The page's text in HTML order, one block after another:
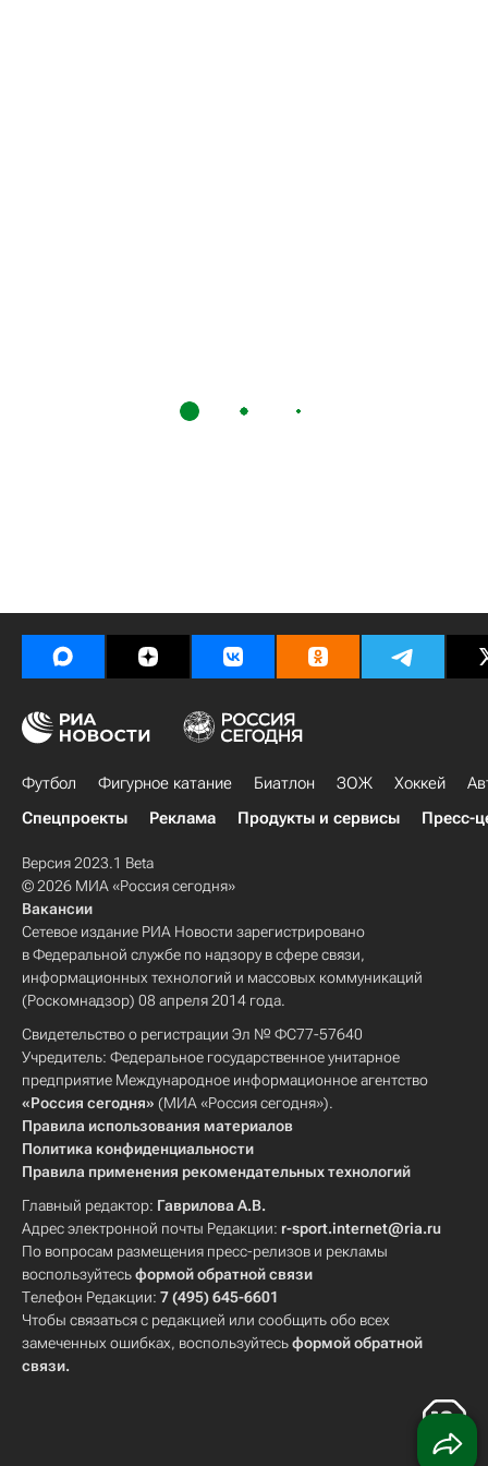
Футбол Фигурное катание Биатлон ЗОЖ Хоккей
Спецпроекты
Реклама Продукты и сервисы Пресс-
Версия 2023.1 Beta
© 2026 МИА «Россия сегодня»
Вакансии
Сетевое издание РИА Новости зарегистрировано
в Федеральной службе по надзору в сфере связи,
информационных технологий и массовых коммуникаций
(Роскомнадзор) 08 апреля 2014 года.
Свидетельство о регистрации Эл № ФС77-57640
Учредитель: Федеральное государственное унитарное
предприятие Международное информационное агентство
«Россия сегодня» (МИА «Россия сегодня»).
Правила использования материалов
Политика конфиденциальности
Правила применения рекомендательных технологий
Главный редактор: Гаврилова А.В.
Адрес электронной почты Редакции: r-sport.internet@ria.ru
По вопросам размещения пресс-релизов и рекламы
воспользуйтесьформой обратной связи
Телефон Редакции: 7 (495) 645-6601
Чтобы связаться с редакцией или сообщить обо всех
замеченных ошибках, воспользуйтесьформой обратной
связи.